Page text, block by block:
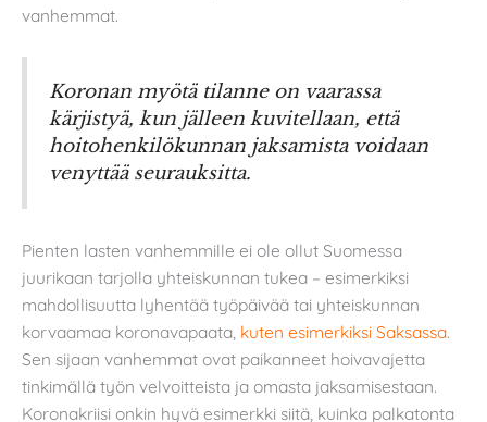
vanhemmat.
Koronan myötä tilanne on vaarassa
kärjistyä, kun jälleen kuvitellaan, että
hoitohenkilökunnan jaksamista voidaan
venyttää seurauksitta.
Pienten lasten vanhemmille ei ole ollut Suomessa
juurikaan tarjolla yhteiskunnan tukea – esimerkiksi
mahdollisuutta lyhentää työpäivää tai yhteiskunnan
korvaamaa koronavapaata, kuten esimerkiksi Saksassa.
Sen sijaan vanhemmat ovat paikanneet hoivavajetta
tinkimällä työn velvoitteista ja omasta jaksamisestaan.
Koronakriisi onkin hyvä esimerkki siitä, kuinka palkatonta